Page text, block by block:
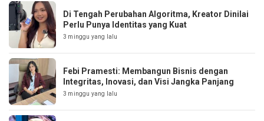
Di Tengah Perubahan Algoritma, Kreator Dinilai
Perlu Punya Identitas yang Kuat
3 minggu yang lalu
Febi Pramesti: Membangun Bisnis dengan
Integritas, Inovasi, dan Visi Jangka Panjang
3 minggu yang lalu